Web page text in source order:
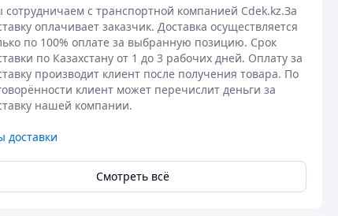
с транспортной компанией Cdek.kz.За
оплачивает заказчик. Доставка осуществляется
по 100% оплате за выбранную позицию. Срок
по Казахстану от 1 до 3 рабочих дней. Оплату за
производит клиент после получения товара. По
клиент может перечислит деньги за
нашей компании.
доставки
Смотреть всё